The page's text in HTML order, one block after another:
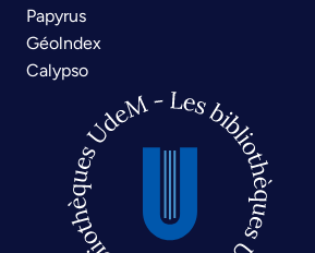
Papyrus
Géolndex
Calypso